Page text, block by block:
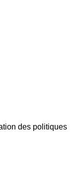
des politiques